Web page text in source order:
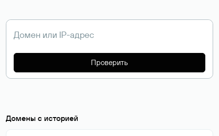
Проверить
Домены с историей